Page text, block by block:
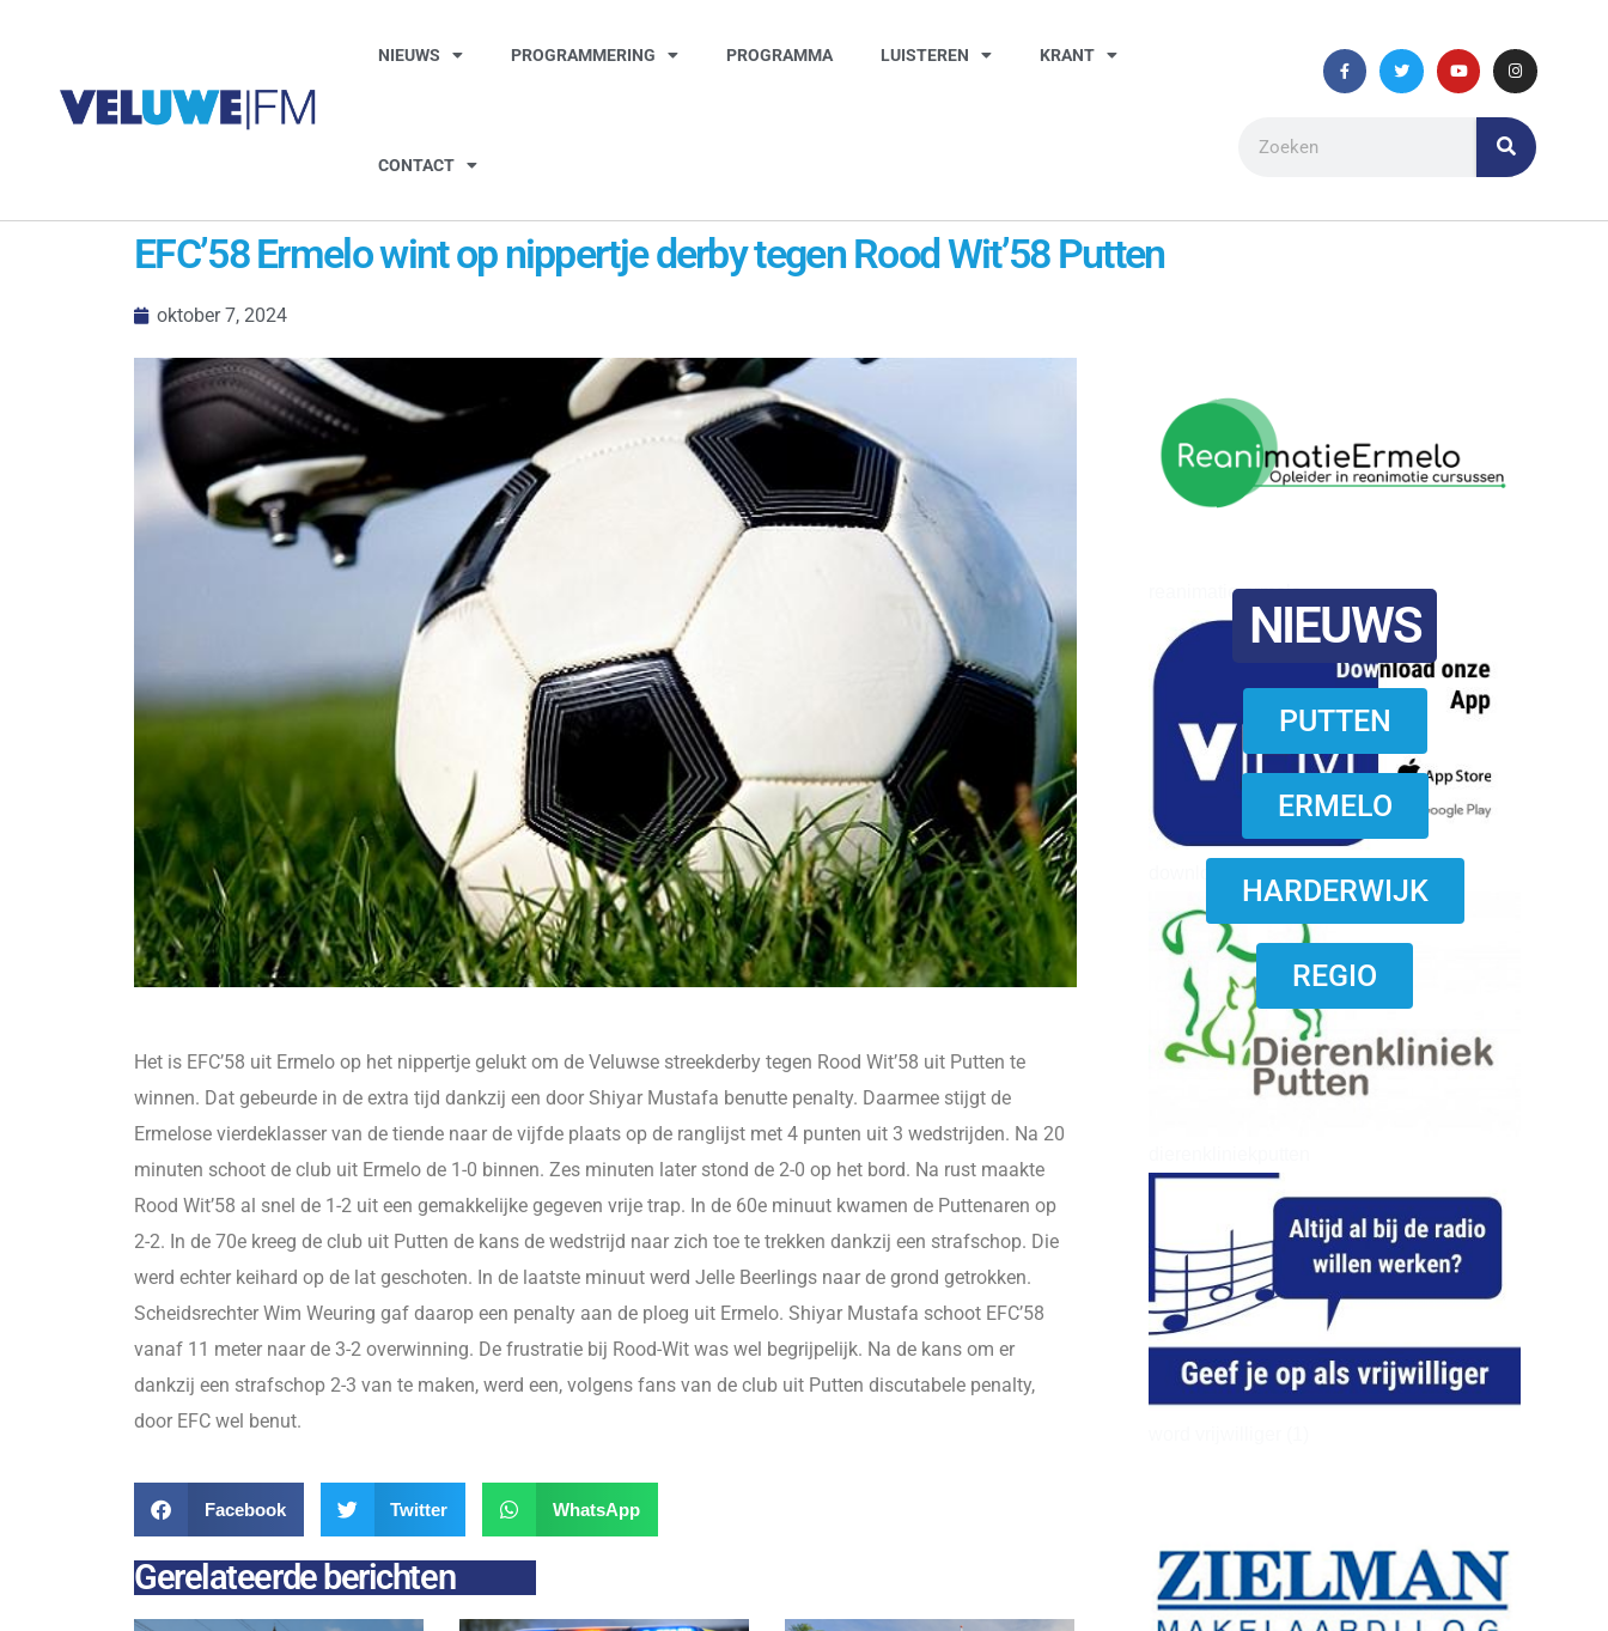
NIEUWS PROGRAMMERING PROGRAMMA LUISTEREN KRANT
CONTACT
EFC’58 Ermelo wint op nippertje derby tegen Rood Wit’58 Putten
oktober 7, 2024
reanimatie ermelo
NIEUWS
PUTTEN
ERMELO
HARDERWIJK
REGIO
Het is EFC’58 uit Ermelo op het nippertje gelukt om de Veluwse streekderby tegen Rood Wit’58 uit Putten te
winnen. Dat gebeurde in de extra tijd dankzij een door Shiyar Mustafa benutte penalty. Daarmee stijgt de
Ermelose vierdeklasser van de tiende naar de vijfde plaats op de ranglijst met 4 punten uit 3 wedstrijden. Na 20
minuten schoot de club uit Ermelo de 1-0 binnen. Zes minuten later stond de 2-0 op het bord. Na rust maakte
Rood Wit’58 al snel de 1-2 uit een gemakkelijke gegeven vrije trap. In de 60e minuut kwamen de Puttenaren op
2-2. In de 70e kreeg de club uit Putten de kans de wedstrijd naar zich toe te trekken dankzij een strafschop. Die
werd echter keihard op de lat geschoten. In de laatste minuut werd Jelle Beerlings naar de grond getrokken.
Scheidsrechter Wim Weuring gaf daarop een penalty aan de ploeg uit Ermelo. Shiyar Mustafa schoot EFC’58
vanaf 11 meter naar de 3-2 overwinning. De frustratie bij Rood-Wit was wel begrijpelijk. Na de kans om er
dankzij een strafschop 2-3 van te maken, werd een, volgens fans van de club uit Putten discutabele penalty,
door EFC wel benut.
Facebook Twitter WhatsApp
Gerelateerde berichten